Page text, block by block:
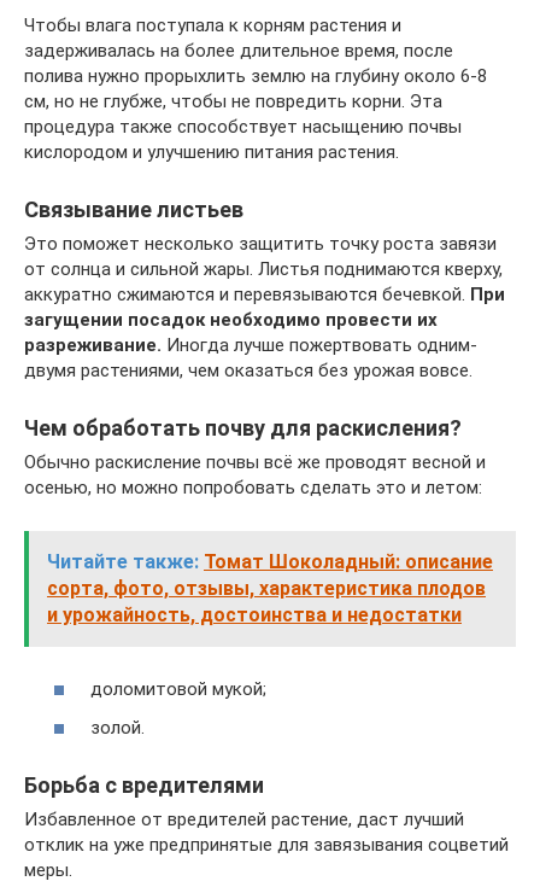
Чтобы влага поступала к корням растения и
задерживалась на более длительное время, после
полива нужно прорыхлить землю на глубину около 6-8
см, но не глубже, чтобы не повредить корни. Эта
процедура также способствует насыщению почвы
кислородом и улучшению питания растения.
Связывание листьев
Это поможет несколько защитить точку роста завязи
от солнца и сильной жары. Листья поднимаются кверху,
аккуратно сжимаются и перевязываются бечевкой. При
загущении посадок необходимо провести их
разреживание. Иногда лучше пожертвовать одним-
двумя растениями, чем оказаться без урожая вовсе.
Чем обработать почву для раскисления?
Обычно раскисление почвы всё же проводят весной и
осенью, но можно попробовать сделать это и летом:
Читайте также: Томат Шоколадный: описание
сорта, фото, отзывы, характеристика плодов
и урожайность, достоинства и недостатки
доломитовой мукой;
золой.
Борьба с вредителями
Избавленное от вредителей растение, даст лучший
отклик на уже предпринятые для завязывания соцветий
меры.